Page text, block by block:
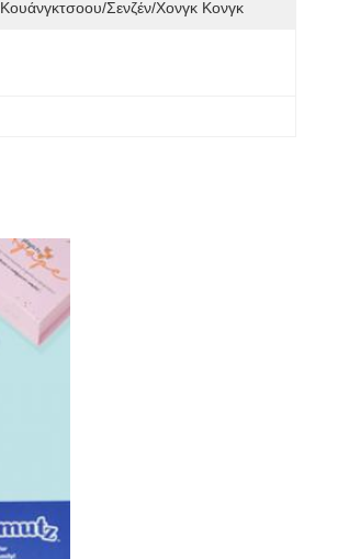
Κουάνγκτσοου/Σενζέν/Χονγκ Κονγκ